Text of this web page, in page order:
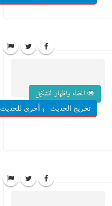
اخفاء واظهار التشكيل
تخريج الحديثشروح أخرى للحديث